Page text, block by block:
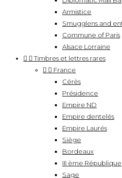
Armistice
Smugglens and
Commune of Paris
Alsace Lorraine
  Timbres et lettres rares
  France
Cérès
Présidence
Empire ND
Empire dentelés
Empire Laurés
Siège
Bordeaux
III ème République
Sage